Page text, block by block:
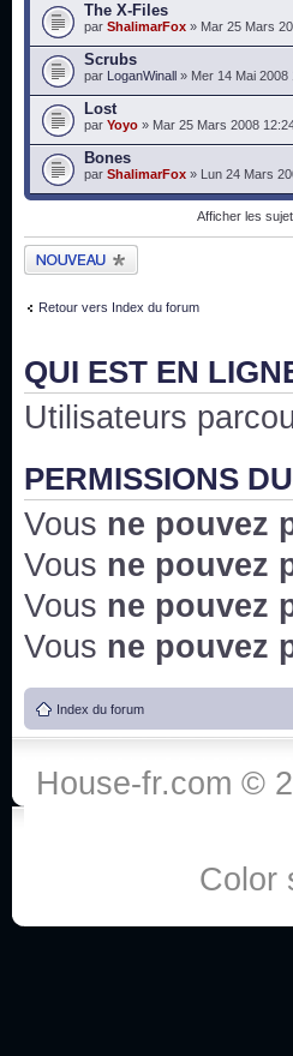
The X-Files
par ShalimarFox » Mar 25 Mars
Scrubs
par LoganWinall » Mer 14 Mai 2008
Lost
par Yoyo » Mar 25 Mars 2008
Bones
par ShalimarFox » Lun 24 Mars
Afficher les
Publier un nouveau
sujet
Retour vers Index du forum
QUI EST EN
Utilisateurs
PERMISSIONS
Vous ne pouvez
Vous ne pouvez
Vous ne pouvez
Vous ne pouvez
Index du forum
House-fr.com ©
Color